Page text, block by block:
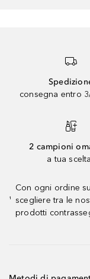
consegna entro
2 campioni
a tua
¹
Con ogni ordine
scegliere tra le
prodotti